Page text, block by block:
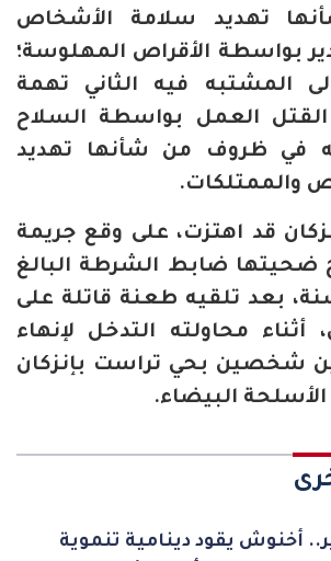
تهديد سلامة الأشخاص
بواسطة الأقراص المهلوسة؛
المشتبه فيه الثاني تهمة
العمل بواسطة السلاح
في ظروف من شأنها تهديد
والممتلكات.
قد اهتزت، على وقع جريمة
ضحيتها ضابط الشرطة البالغ
العمر 26 سنة، بعد تلقيه طعنة قاتلة على
محاولته التدخل لإنهاء
شخصين بحي تراست بإنزكان
البيضاء.
أخنوش يقود دينامية تنموية